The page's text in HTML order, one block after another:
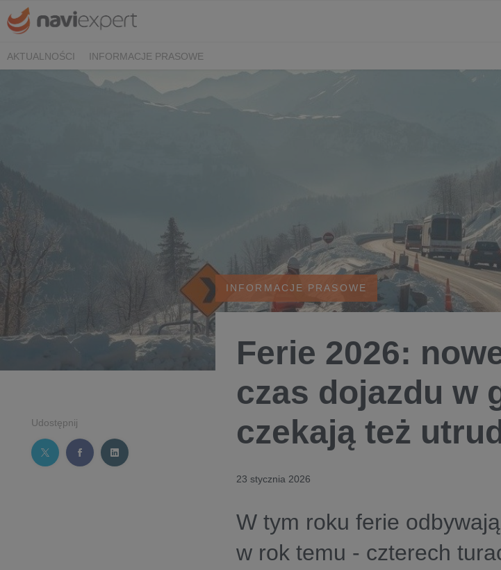
AKTUALNOŚCI INFORMACJE PRASOWE
Udostępnij
INFORMACJE PRASOWE
Ferie 2026:
czas dojazdu w
czekają też
23 stycznia 2026
W tym roku ferie
w rok temu - czterech